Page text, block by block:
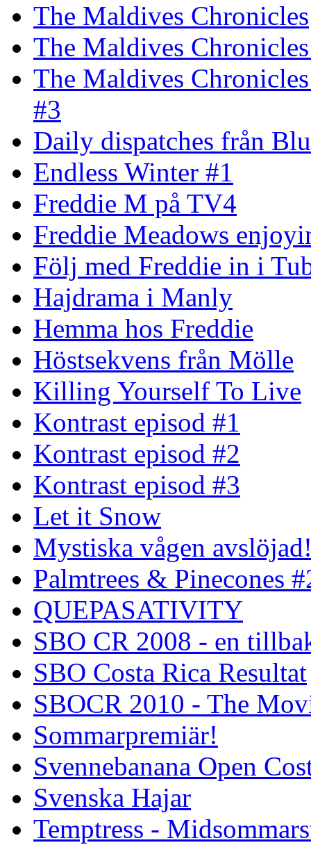
The Maldives Chronicles
The Maldives
The Maldives
#3
Daily dispatches från
Endless Winter #1
Freddie M på TV4
Freddie Meadows
Följ med Freddie in i
Hajdrama i Manly
Hemma hos Freddie
Höstsekvens från Mölle
Killing Yourself To Live
Kontrast episod #1
Kontrast episod #2
Kontrast episod #3
Let it Snow
Mystiska vågen
Palmtrees & Pinecones
QUEPASATIVITY
SBO CR 2008 - en
SBO Costa Rica Resultat
SBOCR 2010 - The
Sommarpremiär!
Svennebanana Open
Svenska Hajar
Temptress -